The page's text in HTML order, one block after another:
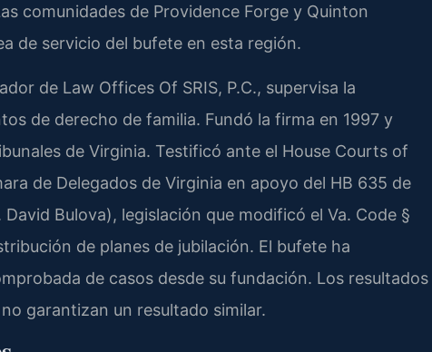
comunidades de Providence Forge y Quinton
de servicio del bufete en esta región.
de Law Offices Of SRIS, P.C., supervisa la
de derecho de familia. Fundó la firma en 1997 y
de Virginia. Testificó ante el House Courts of
de Delegados de Virginia en apoyo del HB 635 de
Bulova), legislación que modificó el Va. Code §
de planes de jubilación. El bufete ha
de casos desde su fundación. Los resultados
garantizan un resultado similar.